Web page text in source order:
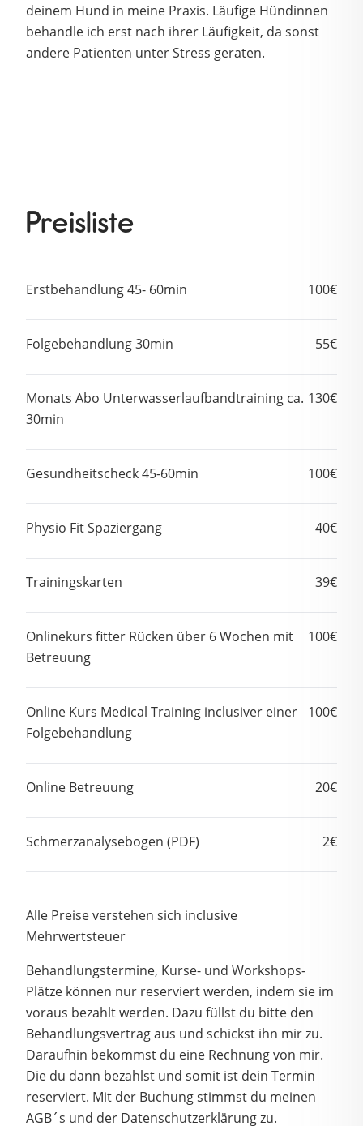
deinem Hund in meine Praxis. Läufige Hündinnen
behandle ich erst nach ihrer Läufigkeit, da sonst
andere Patienten unter Stress geraten.
Preisliste
Erstbehandlung 45- 60min 100€
Folgebehandlung 30min 55€
Monats Abo Unterwasserlaufbandtraining ca.
30min
130€
Gesundheitscheck 45-60min 100€
Physio Fit Spaziergang 40€
Trainingskarten 39€
Onlinekurs fitter Rücken über 6 Wochen mit
Betreuung
100€
Online Kurs Medical Training inclusiver einer
Folgebehandlung
100€
Online Betreuung 20€
Schmerzanalysebogen (PDF) 2€
Alle Preise verstehen sich inclusive
Mehrwertsteuer
Behandlungstermine, Kurse- und Workshops-
Plätze können nur reserviert werden, indem sie im
voraus bezahlt werden. Dazu füllst du bitte den
Behandlungsvertrag aus und schickst ihn mir zu.
Daraufhin bekommst du eine Rechnung von mir.
Die du dann bezahlst und somit ist dein Termin
reserviert. Mit der Buchung stimmst du meinen
AGB´s und der Datenschutzerklärung zu.